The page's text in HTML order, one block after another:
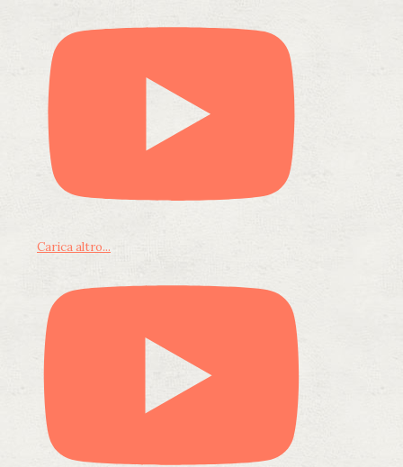
Carica altro...